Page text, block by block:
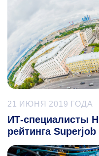
21 ИЮНЯ 2019 ГОДА
ИТ-специалисты
рейтинга Superjob